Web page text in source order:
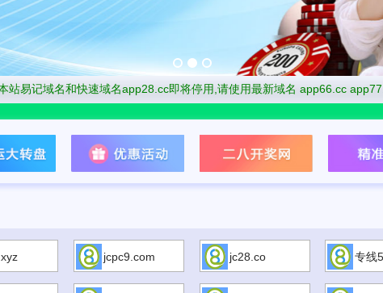
易记域名和快速域名app28.cc即将停用,请使用最新域名 app66.cc
jcpc9.com jc28.co 专线5